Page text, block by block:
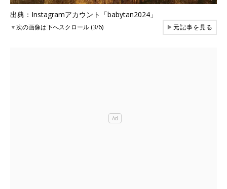
出典：Instagramアカウント「babytan2024」
▼次の画像は下へスクロール (3/6) ▶元記事を見る